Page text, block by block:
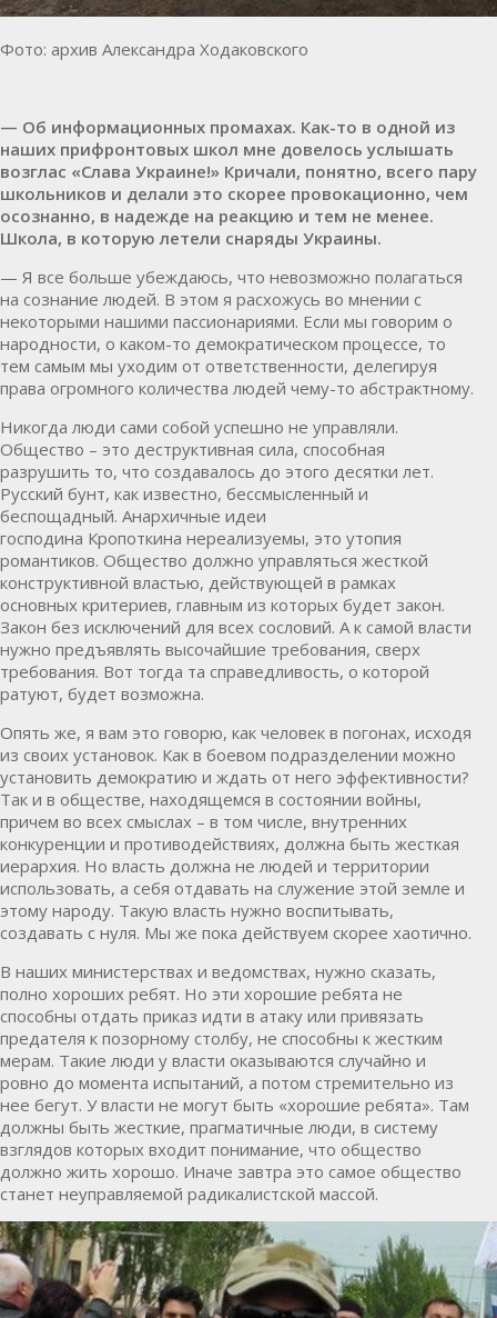
Фото: архив Александра Ходаковского
— Об информационных промахах. Как-то в одной из
наших прифронтовых школ мне довелось услышать
возглас «Слава Украине!» Кричали, понятно, всего пару
школьников и делали это скорее провокационно, чем
осознанно, в надежде на реакцию и тем не менее.
Школа, в которую летели снаряды Украины.
— Я все больше убеждаюсь, что невозможно полагаться
на сознание людей. В этом я расхожусь во мнении с
некоторыми нашими пассионариями. Если мы говорим о
народности, о каком-то демократическом процессе, то
тем самым мы уходим от ответственности, делегируя
права огромного количества людей чему-то абстрактному.
Никогда люди сами собой успешно не управляли.
Общество – это деструктивная сила, способная
разрушить то, что создавалось до этого десятки лет.
Русский бунт, как известно, бессмысленный и
беспощадный. Анархичные идеи
господина Кропоткина нереализуемы, это утопия
романтиков. Общество должно управляться жесткой
конструктивной властью, действующей в рамках
основных критериев, главным из которых будет закон.
Закон без исключений для всех сословий. А к самой власти
нужно предъявлять высочайшие требования, сверх
требования. Вот тогда та справедливость, о которой
ратуют, будет возможна.
Опять же, я вам это говорю, как человек в погонах, исходя
из своих установок. Как в боевом подразделении можно
установить демократию и ждать от него эффективности?
Так и в обществе, находящемся в состоянии войны,
причем во всех смыслах – в том числе, внутренних
конкуренции и противодействиях, должна быть жесткая
иерархия. Но власть должна не людей и территории
использовать, а себя отдавать на служение этой земле и
этому народу. Такую власть нужно воспитывать,
создавать с нуля. Мы же пока действуем скорее хаотично.
В наших министерствах и ведомствах, нужно сказать,
полно хороших ребят. Но эти хорошие ребята не
способны отдать приказ идти в атаку или привязать
предателя к позорному столбу, не способны к жестким
мерам. Такие люди у власти оказываются случайно и
ровно до момента испытаний, а потом стремительно из
нее бегут. У власти не могут быть «хорошие ребята». Там
должны быть жесткие, прагматичные люди, в систему
взглядов которых входит понимание, что общество
должно жить хорошо. Иначе завтра это самое общество
станет неуправляемой радикалистской массой.